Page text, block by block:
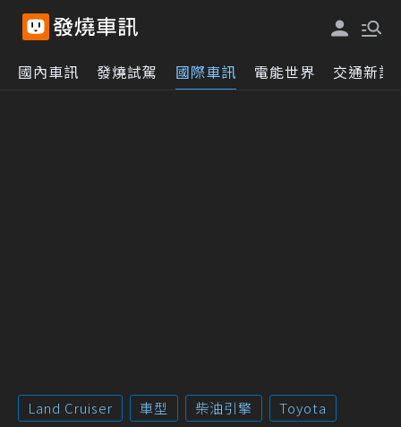
國內車訊 發燒試駕 國際車訊 電能世界 交通新訊
Land Cruiser 車型 柴油引擎 Toyota